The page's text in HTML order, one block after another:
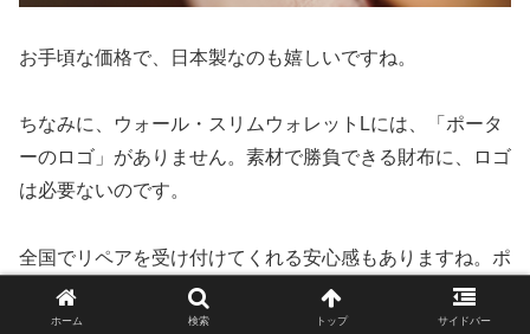
お手頃な価格で、日本製なのも嬉しいですね。
ちなみに、ウォール・スリムウォレットLには、「ポータ
ーのロゴ」がありません。素材で勝負できる財布に、ロゴ
は必要ないのです。
全国でリペアを受け付けてくれる安心感もありますね。ポ
ーターの良さの１つは、何年使ったアイテムでも修理して
くれることです。
ホーム 検索 トップ サイドバー